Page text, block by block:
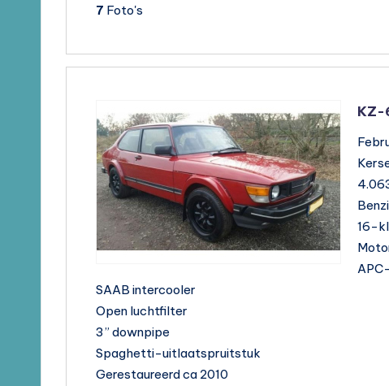
7 Foto's
16-
SAAB intercooler
Open luchtfilter
3” downpipe
Spaghetti-uitlaatspruitstuk
Gerestaureerd ca 2010